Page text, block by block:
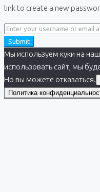
link to create a new
Submit
Мы используем куки на
использовать сайт, мы
Но вы можете отказаться.
Политика